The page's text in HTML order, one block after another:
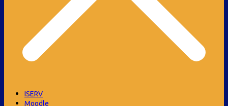
ISERV
Moodle